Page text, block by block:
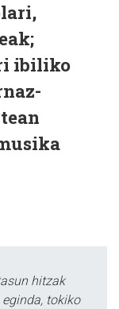
ibiliko
hitzak
tokiko